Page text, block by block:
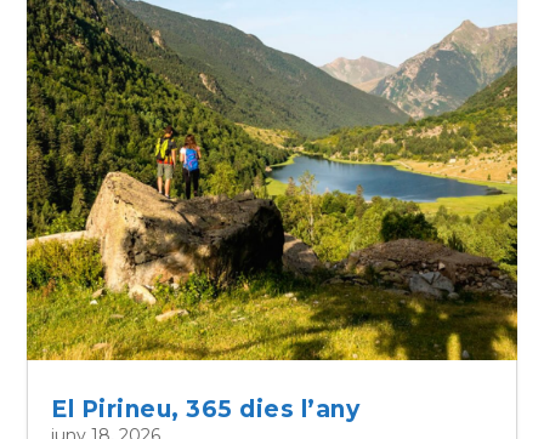
El Pirineu, 365 dies l’any